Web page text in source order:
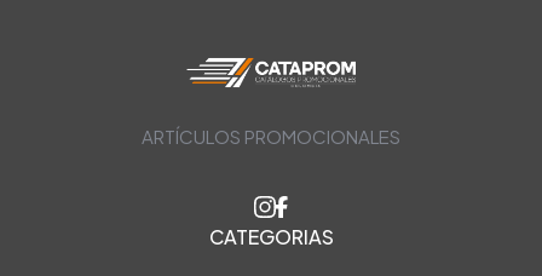
ARTÍCULOS PROMOCIONALES
CATEGORIAS